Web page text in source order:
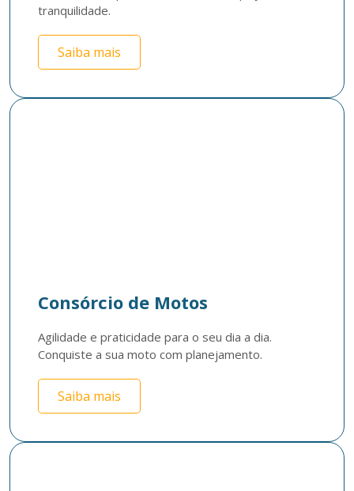
tranquilidade.
Saiba mais
Consórcio de Motos
Agilidade e praticidade para o seu dia a dia.
Conquiste a sua moto com planejamento.
Saiba mais